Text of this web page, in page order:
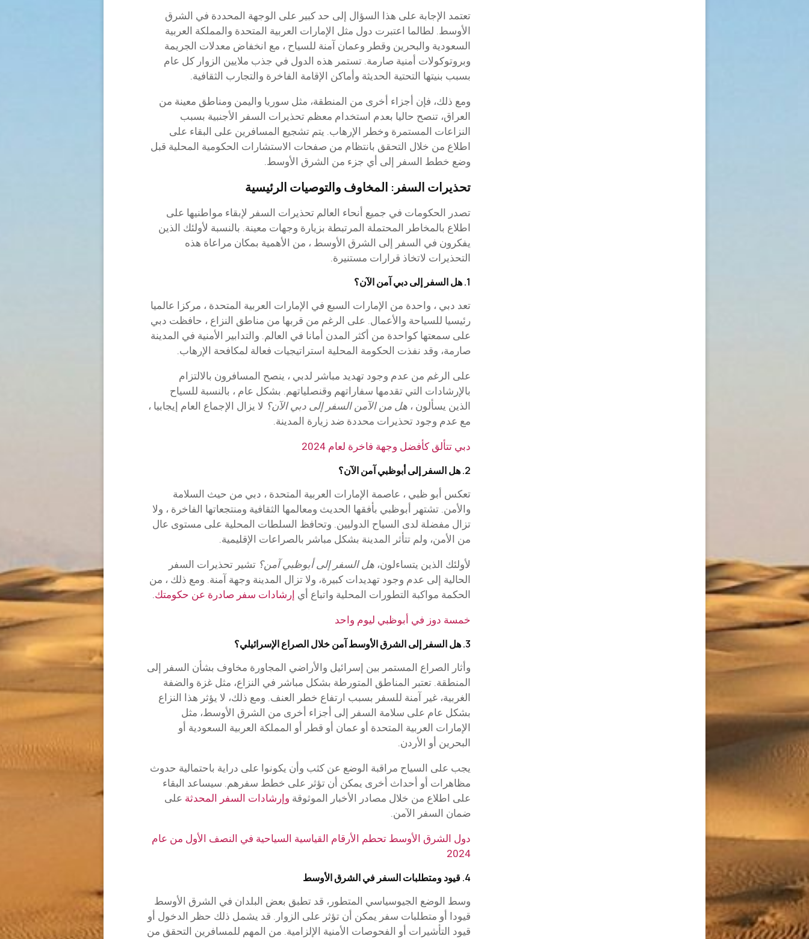
تعتمد الإجابة على هذا السؤال إلى حد كبير على الوجهة المحددة في الشرق
الأوسط. لطالما اعتبرت دول مثل الإمارات العربية المتحدة والمملكة العربية
السعودية والبحرين وقطر وعمان آمنة للسياح ، مع انخفاض معدلات الجريمة
وبروتوكولات أمنية صارمة. تستمر هذه الدول في جذب ملايين الزوار كل عام
بسبب بنيتها التحتية الحديثة وأماكن الإقامة الفاخرة والتجارب الثقافية.
ومع ذلك، فإن أجزاء أخرى من المنطقة، مثل سوريا واليمن ومناطق معينة من
العراق، تنصح حاليا بعدم استخدام معظم تحذيرات السفر الأجنبية بسبب
النزاعات المستمرة وخطر الإرهاب. يتم تشجيع المسافرين على البقاء على
اطلاع من خلال التحقق بانتظام من صفحات الاستشارات الحكومية المحلية قبل
وضع خطط السفر إلى أي جزء من الشرق الأوسط.
تحذيرات السفر: المخاوف والتوصيات الرئيسية
تصدر الحكومات في جميع أنحاء العالم تحذيرات السفر لإبقاء مواطنيها على
اطلاع بالمخاطر المحتملة المرتبطة بزيارة وجهات معينة. بالنسبة لأولئك الذين
يفكرون في السفر إلى الشرق الأوسط ، من الأهمية بمكان مراعاة هذه
التحذيرات لاتخاذ قرارات مستنيرة.
1. هل السفر إلى دبي آمن الآن؟
تعد دبي ، واحدة من الإمارات السبع في الإمارات العربية المتحدة ، مركزا عالميا
رئيسيا للسياحة والأعمال. على الرغم من قربها من مناطق النزاع ، حافظت دبي
على سمعتها كواحدة من أكثر المدن أمانا في العالم. والتدابير الأمنية في المدينة
صارمة، وقد نفذت الحكومة المحلية استراتيجيات فعالة لمكافحة الإرهاب.
على الرغم من عدم وجود تهديد مباشر لدبي ، ينصح المسافرون بالالتزام
بالإرشادات التي تقدمها سفاراتهم وقنصلياتهم. بشكل عام ، بالنسبة للسياح
الذين يسألون ، هل من الآمن السفر إلى دبي الآن؟ لا يزال الإجماع العام إيجابيا ،
مع عدم وجود تحذيرات محددة ضد زيارة المدينة.
دبي تتألق كأفضل وجهة فاخرة لعام 2024
2. هل السفر إلى أبوظبي آمن الآن؟
تعكس أبو ظبي ، عاصمة الإمارات العربية المتحدة ، دبي من حيث السلامة
والأمن. تشتهر أبوظبي بأفقها الحديث ومعالمها الثقافية ومنتجعاتها الفاخرة ، ولا
تزال مفضلة لدى السياح الدوليين. وتحافظ السلطات المحلية على مستوى عال
من الأمن، ولم تتأثر المدينة بشكل مباشر بالصراعات الإقليمية.
لأولئك الذين يتساءلون، هل السفر إلى أبوظبي آمن؟ تشير تحذيرات السفر
الحالية إلى عدم وجود تهديدات كبيرة، ولا تزال المدينة وجهة آمنة. ومع ذلك ، من
الحكمة مواكبة التطورات المحلية واتباع أي إرشادات سفر صادرة عن حكومتك
خمسة دوز في أبوظبي ليوم واحد
3. هل السفر إلى الشرق الأوسط آمن خلال الصراع الإسرائيلي؟
وأثار الصراع المستمر بين إسرائيل والأراضي المجاورة مخاوف بشأن السفر إلى
المنطقة. تعتبر المناطق المتورطة بشكل مباشر في النزاع، مثل غزة والضفة
الغربية، غير آمنة للسفر بسبب ارتفاع خطر العنف. ومع ذلك، لا يؤثر هذا النزاع
بشكل عام على سلامة السفر إلى أجزاء أخرى من الشرق الأوسط، مثل
الإمارات العربية المتحدة أو عمان أو قطر أو المملكة العربية السعودية أو
البحرين أو الأردن.
يجب على السياح مراقبة الوضع عن كثب وأن يكونوا على دراية باحتمالية حدوث
مظاهرات أو أحداث أخرى يمكن أن تؤثر على خطط سفرهم. سيساعد البقاء
على اطلاع من خلال مصادر الأخبار الموثوقة وإرشادات السفر المحدثة على
ضمان السفر الآمن.
دول الشرق الأوسط تحطم الأرقام القياسية السياحية في النصف الأول من عام
2024
4. قيود ومتطلبات السفر في الشرق الأوسط
وسط الوضع الجيوسياسي المتطور، قد تطبق بعض البلدان في الشرق الأوسط
قيودا أو متطلبات سفر يمكن أن تؤثر على الزوار. قد يشمل ذلك حظر الدخول أو
قيود التأشيرات أو الفحوصات الأمنية الإلزامية. من المهم للمسافرين التحقق من